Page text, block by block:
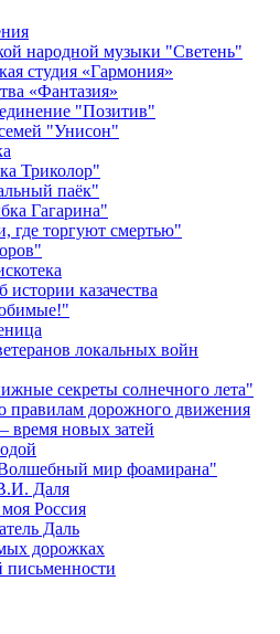
народной музыки "Светень"
студия «Гармония»
«Фантазия»
"Позитив"
"Унисон"
Триколор"
паёк"
Гагарина"
где торгуют смертью"
казачества
локальных войн
секреты солнечного лета"
правилам дорожного движения
время новых затей
мир фоамирана"
Даля
Россия
Даль
дорожках
письменности